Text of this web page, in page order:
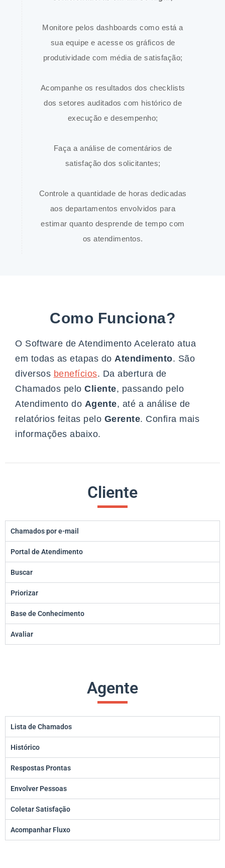
Monitore pelos dashboards como está a
sua equipe e acesse os gráficos de
produtividade com média de satisfação;
Acompanhe os resultados dos checklists
dos setores auditados com histórico de
execução e desempenho;
Faça a análise de comentários de
satisfação dos solicitantes;
Controle a quantidade de horas dedicadas
aos departamentos envolvidos para
estimar quanto desprende de tempo com
os atendimentos.
Como Funciona?
O Software de Atendimento Acelerato atua
em todas as etapas do Atendimento. São
diversos benefícios. Da abertura de
Chamados pelo Cliente, passando pelo
Atendimento do Agente, até a análise de
relatórios feitas pelo Gerente. Confira mais
informações abaixo.
Cliente
Chamados por e-mail
Portal de Atendimento
Buscar
Priorizar
Base de Conhecimento
Avaliar
Agente
Lista de Chamados
Histórico
Respostas Prontas
Envolver Pessoas
Coletar Satisfação
Acompanhar Fluxo